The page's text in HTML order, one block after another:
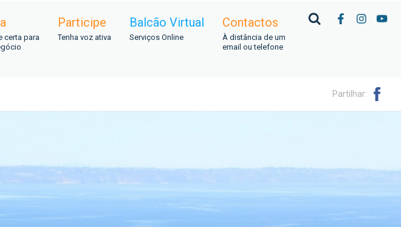
certa para
Participe
Tenha voz ativa
Balcão Virtual
Serviços Online
Contactos
À distância de um
email ou telefone
Partilhar: